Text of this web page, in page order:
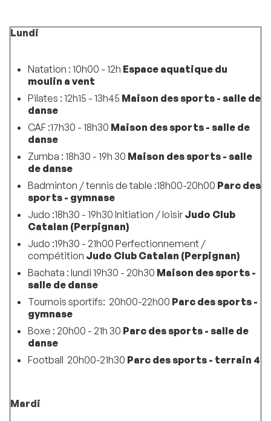
Lundi
Natation : 10h00 - 12h Espace aquatique du
moulin a vent
Pilates : 12h15 - 13h45 Maison des sports - salle de
danse
CAF :17h30 - 18h30 Maison des sports - salle de
danse
Zumba : 18h30 - 19h 30 Maison des sports - salle
de danse
Badminton / tennis de table :18h00-20h00 Parc des
sports - gymnase
Judo :18h30 - 19h30 Initiation / loisir Judo Club
Catalan (Perpignan)
Judo :19h30 - 21h00 Perfectionnement /
compétition Judo Club Catalan (Perpignan)
Bachata : lundi 19h30 - 20h30 Maison des sports -
salle de danse
Tournois sportifs: 20h00-22h00 Parc des sports -
gymnase
Boxe : 20h00 - 21h 30 Parc des sports - salle de
danse
Football 20h00-21h30 Parc des sports - terrain 4
Mardi